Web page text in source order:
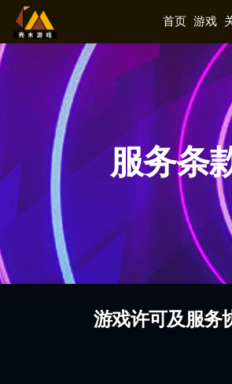
首页 游戏
服务条
游戏许可及服务